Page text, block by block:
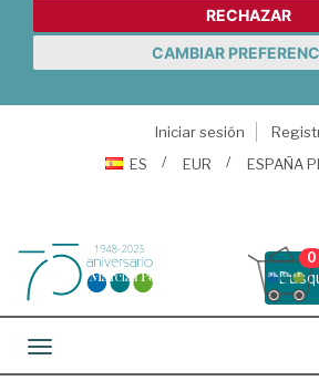
RECHAZAR
CAMBIAR
Iniciar sesión
ES
EUR ESPAÑA
0
Toggle navigation